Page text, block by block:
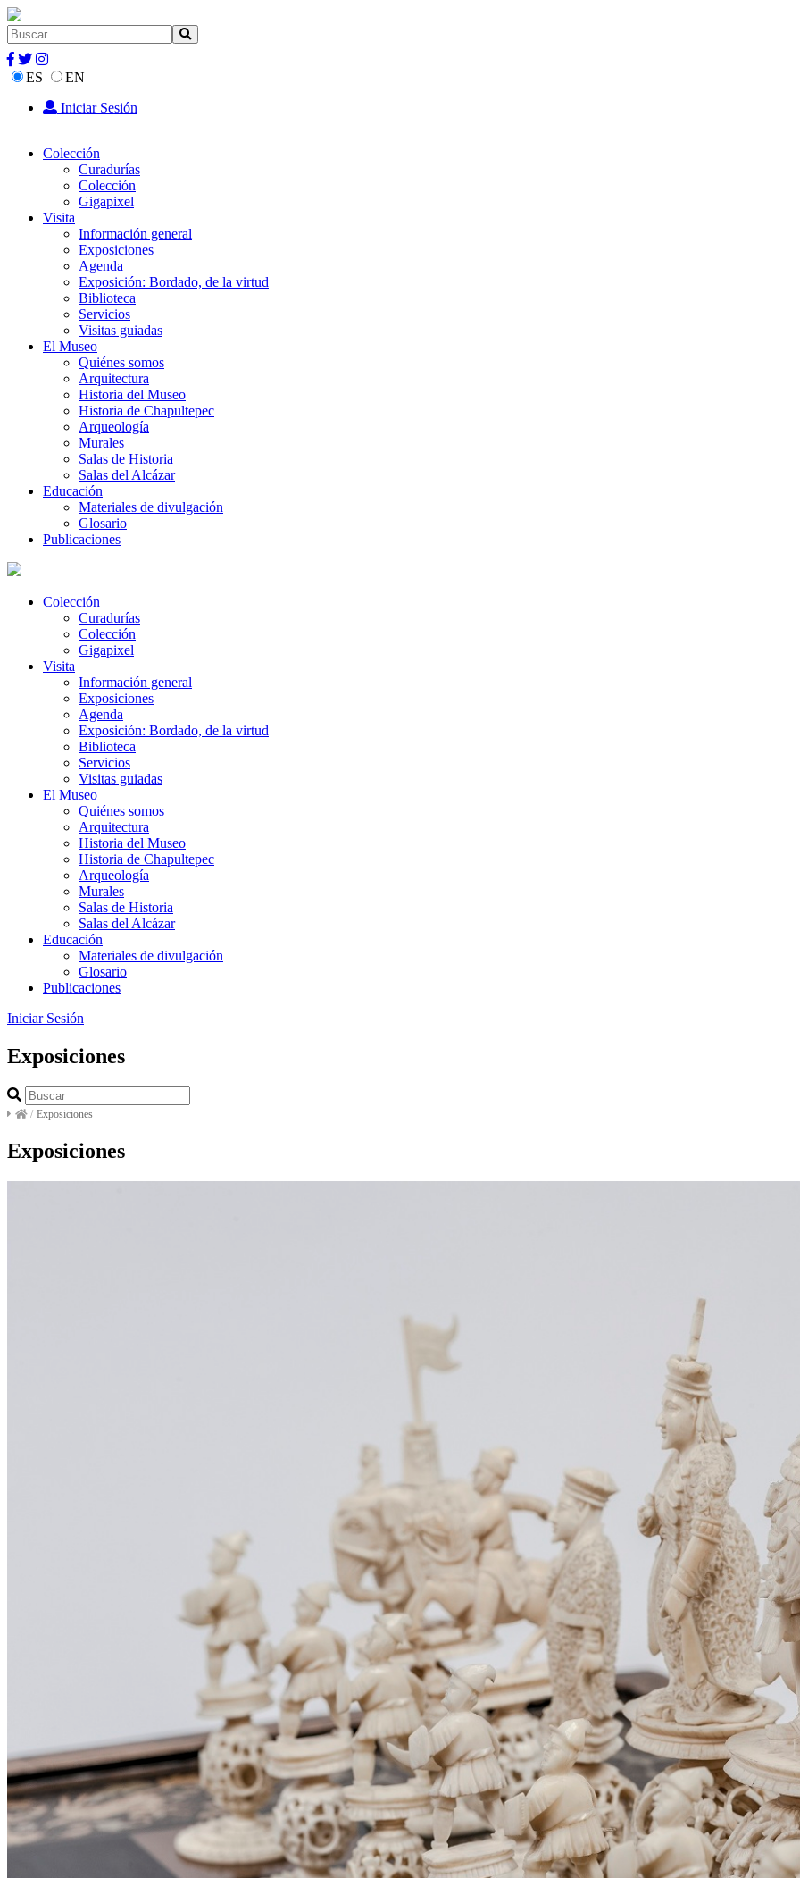
ES
EN
Iniciar Sesión
Colección
Curadurías
Colección
Gigapixel
Visita
Información general
Exposiciones
Agenda
Exposición: Bordado, de la virtud
Biblioteca
Servicios
Visitas guiadas
El Museo
Quiénes somos
Arquitectura
Historia del Museo
Historia de Chapultepec
Arqueología
Murales
Salas de Historia
Salas del Alcázar
Educación
Materiales de divulgación
Glosario
Publicaciones
Colección
Curadurías
Colección
Gigapixel
Visita
Información general
Exposiciones
Agenda
Exposición: Bordado, de la virtud
Biblioteca
Servicios
Visitas guiadas
El Museo
Quiénes somos
Arquitectura
Historia del Museo
Historia de Chapultepec
Arqueología
Murales
Salas de Historia
Salas del Alcázar
Educación
Materiales de divulgación
Glosario
Publicaciones
Iniciar Sesión
Exposiciones
/ Exposiciones
Exposiciones